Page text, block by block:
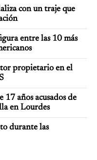
con un traje que
entre las 10 más
propietario en el
17 años acusados de
en Lourdes
durante las